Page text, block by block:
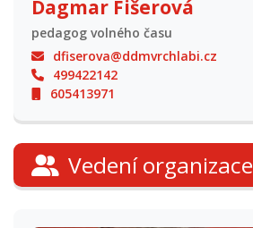
Dagmar Fišerová
pedagog volného času
dfiserova@ddmvrchlabi.cz
499422142
605413971
Vedení organizace